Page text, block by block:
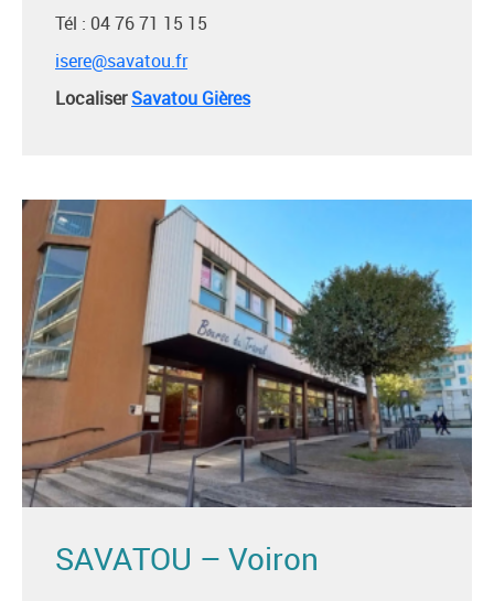
Tél : 04 76 71 15 15
isere@savatou.fr
LocaliserSavatou Gières
SAVATOU – Voiron